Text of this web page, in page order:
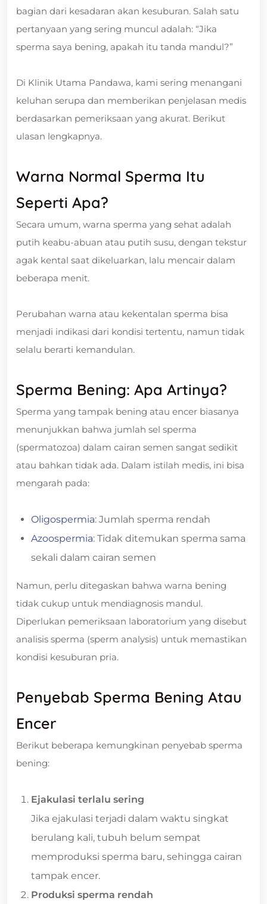
bagian dari kesadaran akan kesuburan. Salah satu
pertanyaan yang sering muncul adalah: “Jika
sperma saya bening, apakah itu tanda mandul?”
Di Klinik Utama Pandawa, kami sering menangani
keluhan serupa dan memberikan penjelasan medis
berdasarkan pemeriksaan yang akurat. Berikut
ulasan lengkapnya.
Warna Normal Sperma Itu
Seperti Apa?
Secara umum, warna sperma yang sehat adalah
putih keabu-abuan atau putih susu, dengan tekstur
agak kental saat dikeluarkan, lalu mencair dalam
beberapa menit.
Perubahan warna atau kekentalan sperma bisa
menjadi indikasi dari kondisi tertentu, namun tidak
selalu berarti kemandulan.
Sperma Bening: Apa Artinya?
Sperma yang tampak bening atau encer biasanya
menunjukkan bahwa jumlah sel sperma
(spermatozoa) dalam cairan semen sangat sedikit
atau bahkan tidak ada. Dalam istilah medis, ini bisa
mengarah pada:
Oligospermia: Jumlah sperma rendah
Azoospermia: Tidak ditemukan sperma sama
sekali dalam cairan semen
Namun, perlu ditegaskan bahwa warna bening
tidak cukup untuk mendiagnosis mandul.
Diperlukan pemeriksaan laboratorium yang disebut
analisis sperma (sperm analysis) untuk memastikan
kondisi kesuburan pria.
Penyebab Sperma Bening Atau
Encer
Berikut beberapa kemungkinan penyebab sperma
bening:
Ejakulasi terlalu sering
Jika ejakulasi terjadi dalam waktu singkat
berulang kali, tubuh belum sempat
memproduksi sperma baru, sehingga cairan
tampak encer.
Produksi sperma rendah